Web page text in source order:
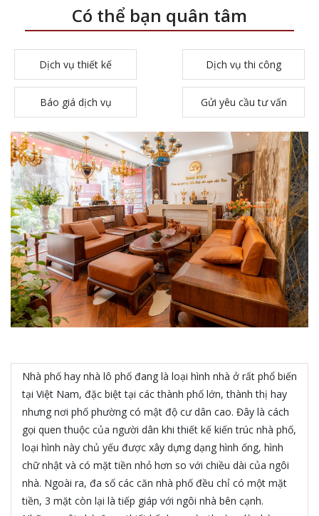
Có thể bạn quân tâm
Dịch vụ thiết kế Dịch vụ thi công
Báo giá dịch vụ Gửi yêu cầu tư vấn
Nhà phố hay nhà lô phố đang là loại hình nhà ở rất phổ biến
tại Việt Nam, đặc biệt tại các thành phố lớn, thành thị hay
nhưng nơi phố phường có mật độ cư dân cao. Đây là cách
gọi quen thuộc của người dân khi thiết kế kiến trúc nhà phố,
loại hình này chủ yếu được xây dựng dạng hình ống, hình
chữ nhật và có mặt tiền nhỏ hơn so với chiều dài của ngôi
nhà. Ngoài ra, đa số các căn nhà phố đều chỉ có một mặt
tiền, 3 mặt còn lại là tiếp giáp với ngôi nhà bên cạnh.